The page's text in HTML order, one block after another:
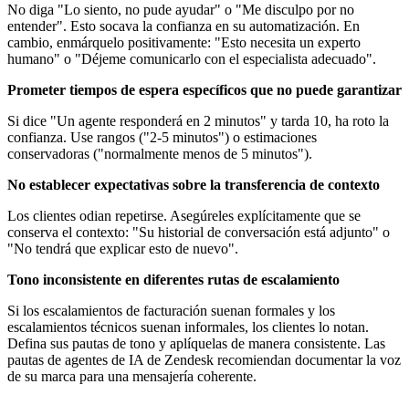
No diga "Lo siento, no pude ayudar" o "Me disculpo por no
entender". Esto socava la confianza en su automatización. En
cambio, enmárquelo positivamente: "Esto necesita un experto
humano" o "Déjeme comunicarlo con el especialista adecuado".
Prometer tiempos de espera específicos que no puede garantizar
Si dice "Un agente responderá en 2 minutos" y tarda 10, ha roto la
confianza. Use rangos ("2-5 minutos") o estimaciones
conservadoras ("normalmente menos de 5 minutos").
No establecer expectativas sobre la transferencia de contexto
Los clientes odian repetirse. Asegúreles explícitamente que se
conserva el contexto: "Su historial de conversación está adjunto" o
"No tendrá que explicar esto de nuevo".
Tono inconsistente en diferentes rutas de escalamiento
Si los escalamientos de facturación suenan formales y los
escalamientos técnicos suenan informales, los clientes lo notan.
Defina sus pautas de tono y aplíquelas de manera consistente. Las
pautas de agentes de IA de Zendesk recomiendan documentar la voz
de su marca para una mensajería coherente.